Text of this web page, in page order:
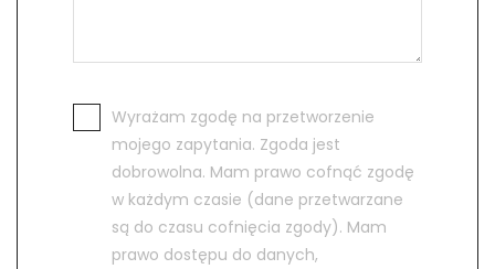
Wyrażam zgodę na przetworzenie
mojego zapytania. Zgoda jest
dobrowolna. Mam prawo cofnąć zgodę
w każdym czasie (dane przetwarzane
są do czasu cofnięcia zgody). Mam
prawo dostępu do danych,